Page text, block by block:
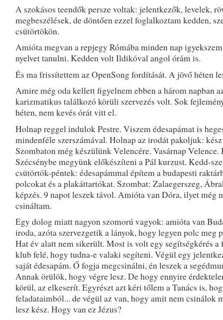
A szokásos teendők persze voltak: jelentkezők, levelek,
megbeszélések, de döntően ezzel foglalkoztam kedden,
csütörtökön.
Amióta megvan a repjegy Rómába minden nap
nyelvet tanulni. Kedden volt Ildikóval angol órám is.
És ma frissítettem az OpenSong fordítását. A jövő héten
Amire még oda kellett figyelnem ebben a három napban
karizmatikus találkozó körüli szervezés volt. Sok
héten, nem kevés órát vitt el.
Holnap reggel indulok Pestre. Viszem édesapámat is
mindenféle szerszámával. Holnap az irodát pakoljuk: kész
Szombaton még készülünk Velencére. Vasárnap Velence.
Szécsénybe megyünk előkészíteni a Pál kurzust. Kedd-
csütörtök-péntek: édesapámmal építem a budapesti
polcokat és a plakáttartókat. Szombat: Zalaegerszeg,
képzés. 9 napot leszek távol. Amióta van Dóra, ilyet még
csináltam.
Egy dolog miatt nagyon szomorú vagyok: amióta van
iroda, azóta szervezgetik a lányok, hogy legyen polc meg
Hat év alatt nem sikerült. Most is volt egy segítségkérés a
klub felé, hogy tudna-e valaki segíteni. Végül egy
saját édesapám. Ő fogja megcsinálni, én leszek a
Annak örülök, hogy végre lesz. De hogy ennyire
körül, az elkeserít. Egyrészt azt kéri tőlem a Tanács is,
feladataimból... de végül az van, hogy amit nem csinálok
lesz kész. Hogy van ez Jézus?